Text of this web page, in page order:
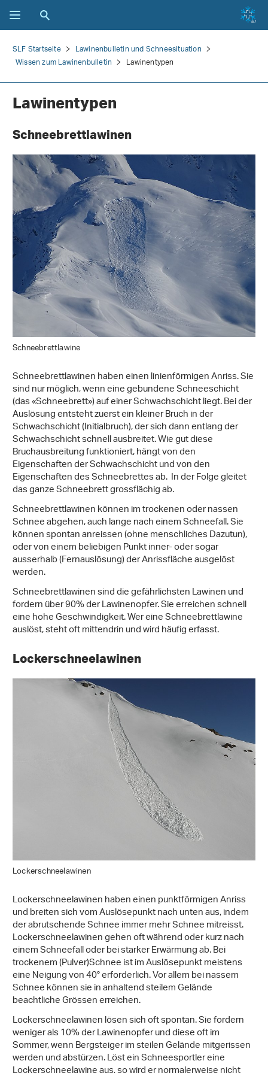
SLF Startseite
Lawinenbulletin und Schneesituation
Wissen zum Lawinenbulletin
Lawinentypen
Lawinentypen
Schneebrettlawinen
Schneebrettlawine
Schneebrettlawinen haben einen linienförmigen Anriss. Sie
sind nur möglich, wenn eine gebundene Schneeschicht
(das «Schneebrett») auf einer Schwachschicht liegt. Bei der
Auslösung entsteht zuerst ein kleiner Bruch in der
Schwachschicht (Initialbruch), der sich dann entlang der
Schwachschicht schnell ausbreitet. Wie gut diese
Bruchausbreitung funktioniert, hängt von den
Eigenschaften der Schwachschicht und von den
Eigenschaften des Schneebrettes ab. In der Folge gleitet
das ganze Schneebrett grossflächig ab.
Schneebrettlawinen können im trockenen oder nassen
Schnee abgehen, auch lange nach einem Schneefall. Sie
können spontan anreissen (ohne menschliches Dazutun),
oder von einem beliebigen Punkt inner- oder sogar
ausserhalb (Fernauslösung) der Anrissfläche ausgelöst
werden.
Schneebrettlawinen sind die gefährlichsten Lawinen und
fordern über 90% der Lawinenopfer. Sie erreichen schnell
eine hohe Geschwindigkeit. Wer eine Schneebrettlawine
auslöst, steht oft mittendrin und wird häufig erfasst.
Lockerschneelawinen
Lockerschneelawinen
Lockerschneelawinen haben einen punktförmigen Anriss
und breiten sich vom Auslösepunkt nach unten aus, indem
der abrutschende Schnee immer mehr Schnee mitreisst.
Lockerschneelawinen gehen oft während oder kurz nach
einem Schneefall oder bei starker Erwärmung ab. Bei
trockenem (Pulver)Schnee ist im Auslösepunkt meistens
eine Neigung von 40° erforderlich. Vor allem bei nassem
Schnee können sie in anhaltend steilem Gelände
beachtliche Grössen erreichen.
Lockerschneelawinen lösen sich oft spontan. Sie fordern
weniger als 10% der Lawinenopfer und diese oft im
Sommer, wenn Bergsteiger im steilen Gelände mitgerissen
werden und abstürzen. Löst ein Schneesportler eine